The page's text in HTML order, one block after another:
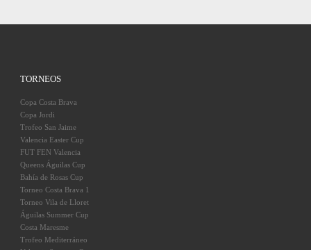
TORNEOS
Copa Costa Brava
Copa Jordi
Trofeo San Jaime
Valencia Easter Cup
FUT FEN Valencia
Queens Águilas Cup
Bahía de Rosas Cup
Torneo Costa Brava 1
Torneo Vila de Lloret
Águilas Summer Cup
Costa Maresme
Trofeo Mediterráneo